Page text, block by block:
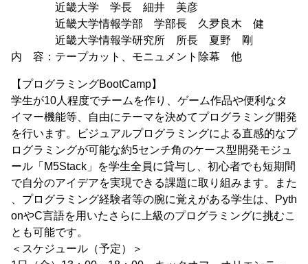
近畿大学 学長 細井 美彦
近畿大学情報学部 学部長 久夛良木 健
近畿大学情報学研究所 所長 夏野 剛
内 容：テープカット、モニュメント除幕 他
【プログラミングBootCamp】
学生が10人程度でチームを作り、ゲーム作品や便利なタ
イマー機能等、自由にテーマを決めてプログラミング開発
を行います。ビジュアルプログラミングによる直感的なプ
ログラミングが可能な約5センチ角のケース型開発モジュ
ール「M5Stack」を学生全員に貸与し、初心者でも短期間
で自分のアイデアを実現できる課題に取り組みます。また
、プログラミング経験者等の腕に覚えがある学生は、Pyth
onやC言語を用いたさらに上級のプログラミングに挑むこ
とも可能です。
＜スケジュール（予定）＞